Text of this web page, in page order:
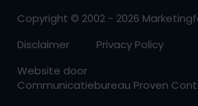
Copyright © 2002 - 2026
Disclaimer
Privacy Policy
Website door
Communicatiebureau Proven